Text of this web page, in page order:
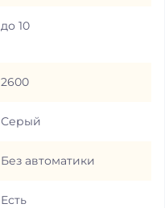
до 10
2600
Серый
Без автоматики
Есть